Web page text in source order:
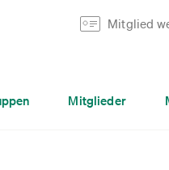
Mitglied
Mitglieder